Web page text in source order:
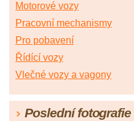
Motorové vozy
Pracovní mechanismy
Pro pobavení
Řídící vozy
Vlečné vozy a vagony
Poslední fotografie